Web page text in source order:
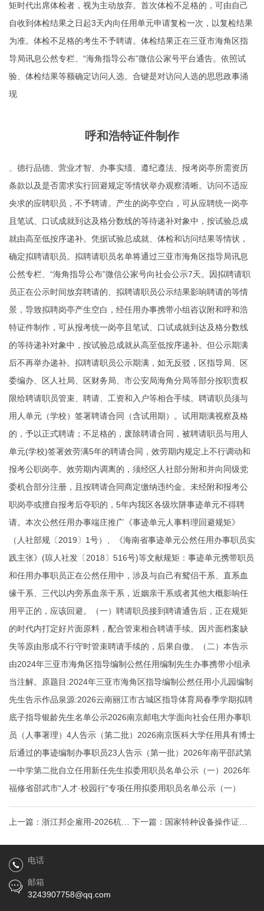
矩时代出席体检者，视为主动放弃。首次体检不足格的，可由自己
自收到体检结果之日起3天内向任用单元申请复检一次，以复检结果
为准。体检不足格的考生不予聘请。体检结果正在三亚市海角区指
导局讯息公然专栏、“海角指导公布”微信公家号平台通告。依照试
验、体检结果等额确定访问人选。合键是对访问人选的思思政事涌
现
呼和浩特证件制作
、德行品德、营业才智、办事实绩、遵纪遵法、报考岗亭所需资历
条款以及是否需求实行回避规定等情状举办观察清晰。访问不适应
央求的应聘职员，不予聘请。产生的岗亭空白，可从应聘统一岗亭
且笔试、口试成就到达及格分数线的等待递补对象中，按试验总成
就由高至低按序递补。凭据试验总成就、体检和访问结果等情状，
确定拟聘请职员。拟聘请职员名单将通过三亚市海角区指导局讯息
公然专栏、“海角指导公布”微信公家号向社会公示7天。因拟聘请职
员正在公示时间放弃聘请的、拟聘请职员公示结果影响聘请的等情
景，导致拟聘岗亭产生空白，经任用办事携带小组咨议附和呼和浩
特证件制作 ，可从报考统一岗亭且笔试、口试成就到达及格分数线
的等待递补对象中，按试验总成就从高至低按序递补。但公示期满
后不再举办递补。拟聘请职员公示期满，如无反驳，区指导局、区
委编办、区人社局、区财务局、市公安局海角分局等部分按职责权
限给聘请职员管束、聘请、工资和入户等相合手续。聘请职员须与
用人单元（学校）签署聘请合同（含试用期）。试用期满视察及格
的，予以正式聘请；不足格的，废除聘请合同，被聘请职员与用人
单元(学校)签署效劳满5年的聘请合同，效劳期内规定上不行调动和
报考公职岗亭。效劳期内调离的，须经区人社部分附和并向同级党
委机合部分注册，且按聘请合同商定缴纳违约金。未经附和报考公
职岗亭或擅自报考后夺职的，5年内我区各级坎阱事迹单元不得聘
请。本次公然任用办事端庄推广《事迹单元人事料理回避规矩》
（人社部规〔2019〕1号）、《海南省事迹单元公然任用办事职员实
践主张》(琼人社发〔2018〕516号)等文献规矩：事迹单元携带职员
和任用办事职员正在公然任用中，涉及与自己有鸳侣干系、直系血
缘干系、三代以内旁系血亲干系，近姻亲干系或者其他大概影响任
用平正的，应该回避。（一）聘请职员接到聘请通告后，正在规矩
的时代内打定好片面原料，配合管束相合聘请手续。因片面档案缺
失等原由形成不行守时管束聘请手续的，后果自傲。（二）本告示
由2024年三亚市海角区指导编制公然任用编制先生办事携带小组承
当注解。原题目:2024年三亚市海角区指导编制公然任用小儿园编制
先生告示作品泉源:2026云南丽江市古城区指导体育局春季学期拟聘
底子指导银龄先生名单公示2026南京邮电大学面向社会任用办事职
员（人事署理）4人告示（第二批）2026南京医科大学任用具有博士
后通过的事迹编制办事职员23人告示（第一批）2026年南平邵武第
一中学第二批自立任用新任先生拟委用职员名单公示（一）2026年
福修省邵武市“人才·校园行”专项任用拟委用职员名单公示（一）
上一篇： 浙江邦企雇用-2026杭州
市临安区都邑进展投资集团有限
公呼和浩特证件制作司治下子
下一篇： 国家特种设备操作证中
心图_河北讯息网
电话
邮箱
3243907758@qq.com